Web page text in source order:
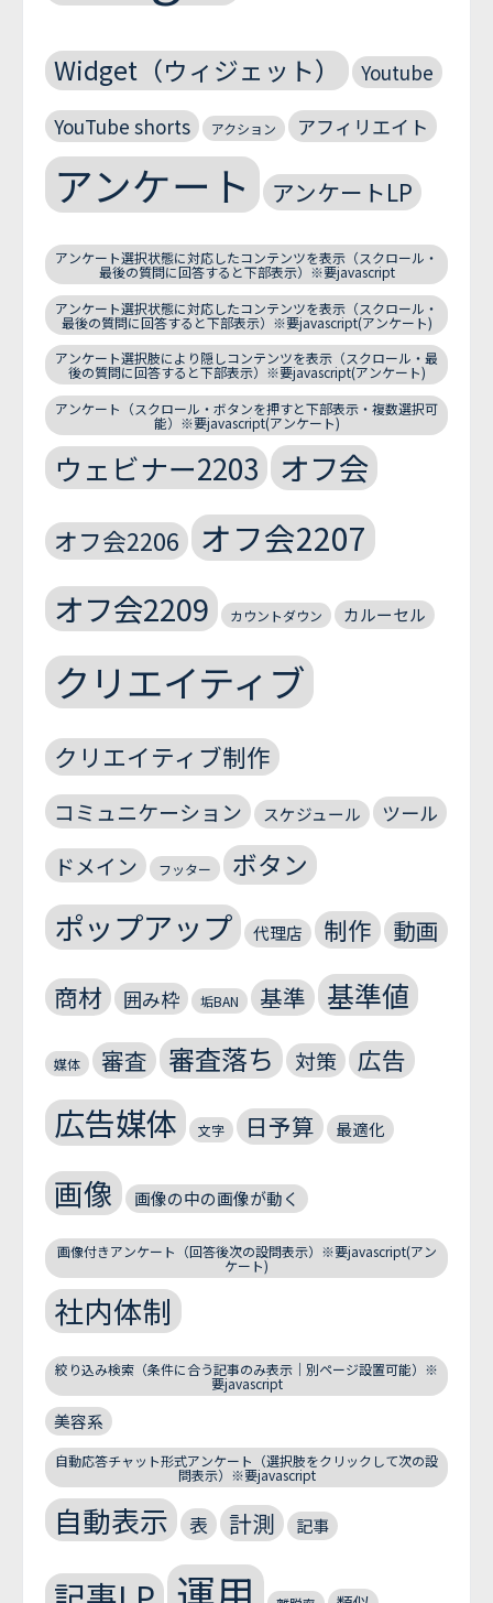
Widget（ウィジェット）
Youtube
YouTube shorts
アクション アフィリエイト
アンケート アンケートLP
アンケート選択状態に対応したコンテンツを表示（スクロール・
最後の質問に回答すると下部表示）※要javascript
アンケート選択状態に対応したコンテンツを表示（スクロール・
最後の質問に回答すると下部表示）※要javascript(アンケート)
アンケート選択肢により隠しコンテンツを表示（スクロール・最
後の質問に回答すると下部表示）※要javascript(アンケート)
アンケート（スクロール・ボタンを押すと下部表示・複数選択可
能）※要javascript(アンケート)
ウェビナー2203 オフ会
オフ会2206 オフ会2207
オフ会2209 カウントダウン カルーセル
クリエイティブ
クリエイティブ制作
コミュニケーション スケジュール ツール
ドメイン フッター ボタン
ポップアップ 代理店 制作 動画
商材 囲み枠 垢BAN 基準 基準値
媒体 審査 審査落ち 対策 広告
広告媒体 文字 日予算 最適化
画像 画像の中の画像が動く
画像付きアンケート（回答後次の設問表示）※要javascript(アン
ケート)
社内体制
絞り込み検索（条件に合う記事のみ表示｜別ページ設置可能）※
要javascript
美容系
自動応答チャット形式アンケート（選択肢をクリックして次の設
問表示）※要javascript
自動表示 表 計測 記事
運用